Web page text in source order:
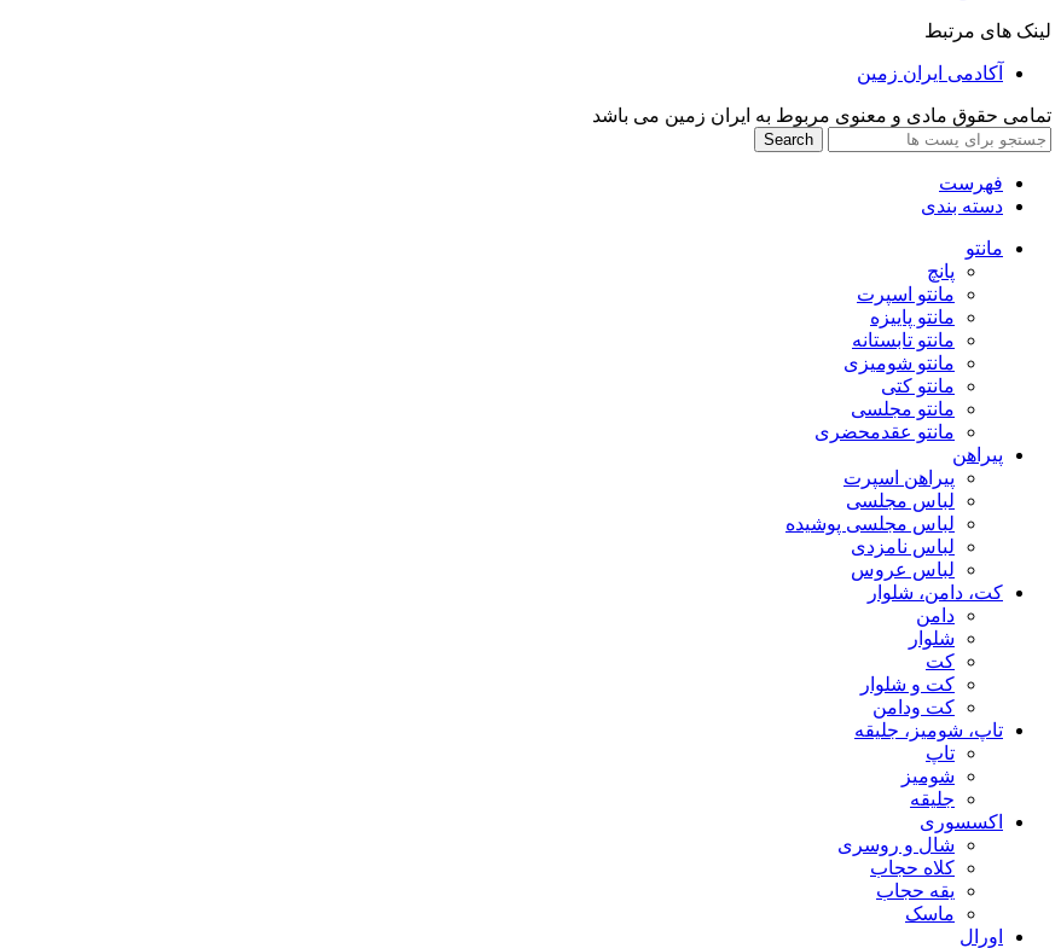
لینک های مرتبط
آکادمی ایران زمین
تمامی حقوق مادی و معنوی مربوط به ایران زمین می باشد
Search
فهرست
دسته بندی
مانتو
پانچ
مانتو اسپرت
مانتو پاییزه
مانتو تابستانه
مانتو شومیزی
مانتو کتی
مانتو مجلسی
مانتو عقد‌محضری
پیراهن
پیراهن اسپرت
لباس مجلسی
لباس مجلسی پوشیده
لباس نامزدی
لباس عروس
کت، دامن، شلوار
دامن
شلوار
کت
کت و شلوار
کت ودامن
تاپ، شومیز، جلیقه
تاپ
شومیز
جلیقه
اکسسوری
شال و روسری
کلاه حجاب
یقه حجاب
ماسک
اورال